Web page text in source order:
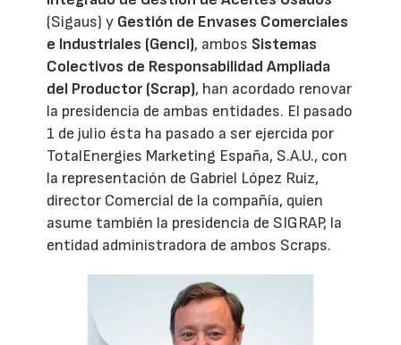
(Sigaus) y Gestión de Envases Comerciales
e Industriales (Genci), ambos Sistemas
Colectivos de Responsabilidad Ampliada
del Productor (Scrap), han acordado renovar
la presidencia de ambas entidades. El pasado
1 de julio ésta ha pasado a ser ejercida por
TotalEnergies Marketing España, S.A.U., con
la representación de Gabriel López Ruiz,
director Comercial de la compañía, quien
asume también la presidencia de SIGRAP, la
entidad administradora de ambos Scraps.